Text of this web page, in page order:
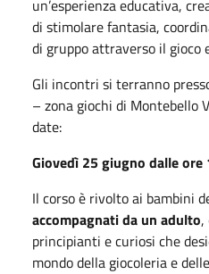
un’esperienza educativa,
di stimolare fantasia,
di gruppo attraverso il gioco
Gli incontri si terranno
– zona giochi di Montebello
date:
Giovedì 25 giugno dalle ore
Il corso è rivolto ai bambini
accompagnati da un adulto,
principianti e curiosi che
mondo della giocoleria e